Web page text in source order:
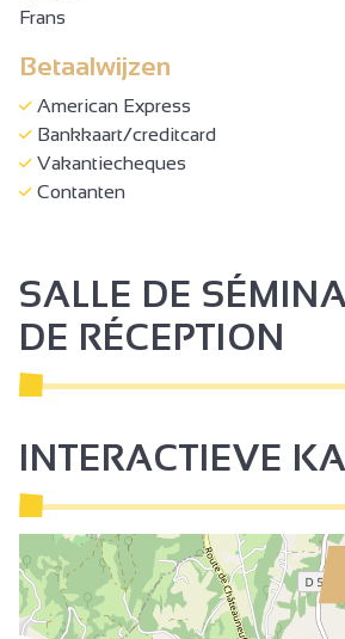
Frans
Betaalwijzen
American Express
Bankkaart/creditcard
Vakantiecheques
Contanten
SALLE DE
DE RÉCEPTION
INTERACTIEVE